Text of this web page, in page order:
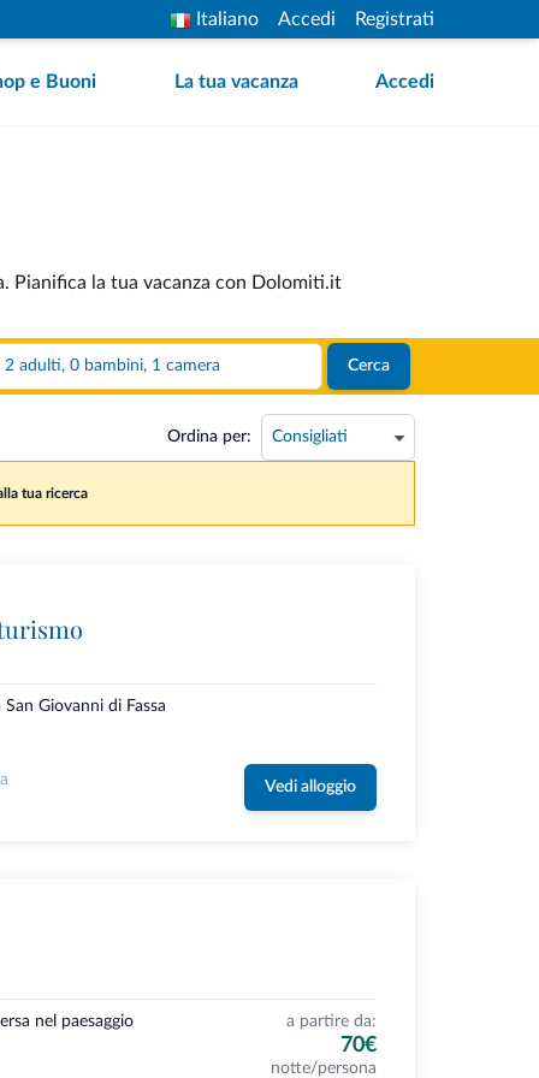
Italiano Accedi Registrati
e Buoni La tua vacanza Accedi
Pianifica la tua vacanza con Dolomiti.it
2 adulti, 0 bambini, 1 camera Cerca
Ordina per:
tua ricerca
Giovanni di Fassa
Vedi alloggio
nel paesaggio
a partire da:
70€
notte/persona